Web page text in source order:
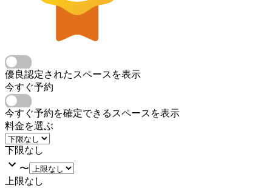
優良認定されたスペースを表示
今すぐ予約
今すぐ予約を確定できるスペースを表示
料金を選ぶ
下限なし
〜
上限なし